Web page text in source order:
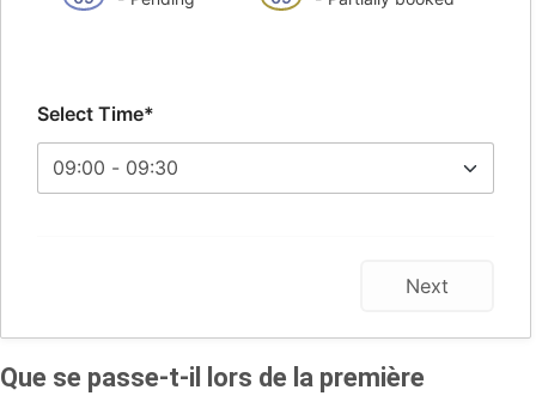
Select Time*
Next
Que se passe-t-il lors de la première